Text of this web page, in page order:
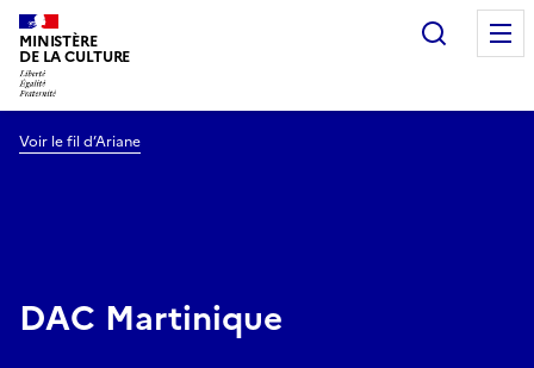
MINISTÈRE
DE LA CULTURE
Voir le fil d’Ariane
DAC Martinique